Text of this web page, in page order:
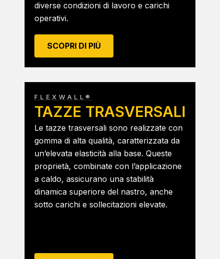
diverse condizioni di lavoro e carichi
operativi.
SCOPRI DI PIÙ
FLEXWALL®
TAZZE TRASVERSALI
Le tazze trasversali sono realizzate con
gomma di alta qualità, caratterizzata da
un’elevata elasticità alla base. Queste
proprietà, combinate con l’applicazione
a caldo, assicurano una stabilità
dinamica superiore del nastro, anche
sotto carichi e sollecitazioni elevate.